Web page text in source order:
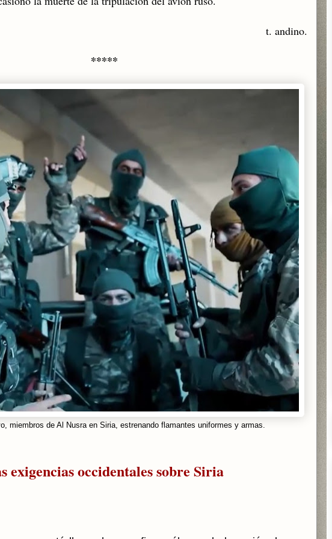
t. andino.
*****
miembros de Al Nusra en Siria, estrenando flamantes uniformes y armas.
exigencias occidentales sobre Siria